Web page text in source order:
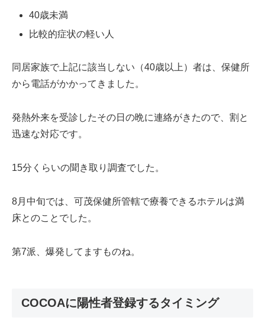
40歳未満
比較的症状の軽い人
同居家族で上記に該当しない（40歳以上）者は、保健所
から電話がかかってきました。
発熱外来を受診したその日の晩に連絡がきたので、割と
迅速な対応です。
15分くらいの聞き取り調査でした。
8月中旬では、可茂保健所管轄で療養できるホテルは満
床とのことでした。
第7派、爆発してますものね。
COCOAに陽性者登録するタイミング